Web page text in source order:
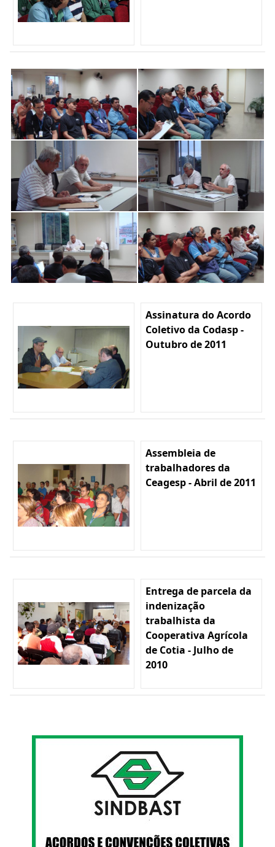
Assinatura do Acordo
Coletivo da Codasp -
Outubro de 2011
Assembleia de
trabalhadores da
Ceagesp - Abril de 2011
Entrega de parcela da
indenização
trabalhista da
Cooperativa Agrícola
de Cotia - Julho de
2010